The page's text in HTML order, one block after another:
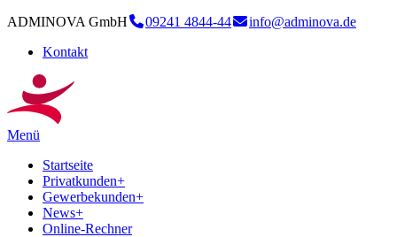
ADMINOVA GmbH 09241 4844-44
info@adminova.de
Kontakt
Menü
Startseite
Privatkunden+
Gewerbekunden+
News+
Online-Rechner